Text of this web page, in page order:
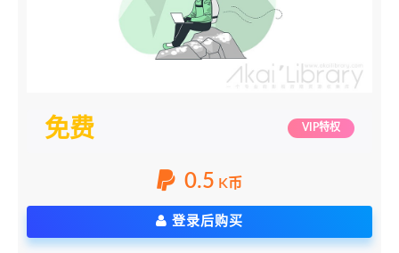
免费 VIP特权
0.5 K币
登录后购买